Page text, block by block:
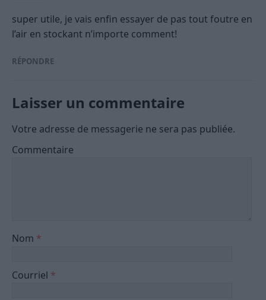
super utile, je vais enfin essayer de pas tout foutre en
l’air en stockant n’importe comment!
RÉPONDRE
Laisser un commentaire
Votre adresse de messagerie ne sera pas publiée.
Commentaire
Nom *
Courriel *